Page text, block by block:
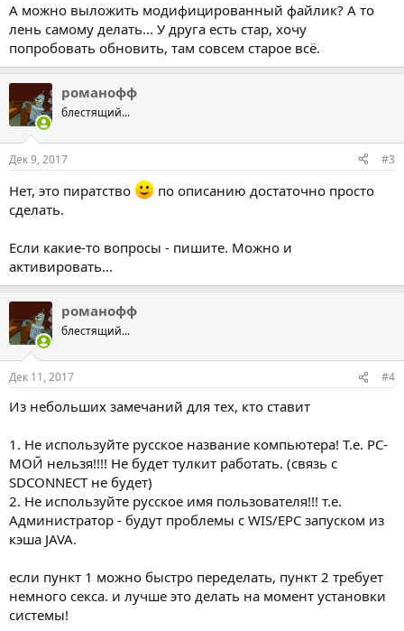
А можно выложить модифицированный файлик? А то
лень самому делать... У друга есть стар, хочу
попробовать обновить, там совсем старое всё.
романофф
блестящий...
Дек 9, 2017 #3
Нет, это пиратство
по описанию достаточно просто
сделать.
Если какие-то вопросы - пишите. Можно и
активировать...
романофф
блестящий...
Дек 11, 2017 #4
Из небольших замечаний для тех, кто ставит
1. Не используйте русское название компьютера! Т.е. PC-
МОЙ нельзя!!!! Не будет тулкит работать. (связь с
SDCONNECT не будет)
2. Не используйте русское имя пользователя!!! т.е.
Администратор - будут проблемы с WIS/EPC запуском из
кэша JAVA.
если пункт 1 можно быстро переделать, пункт 2 требует
немного секса. и лучше это делать на момент установки
системы!